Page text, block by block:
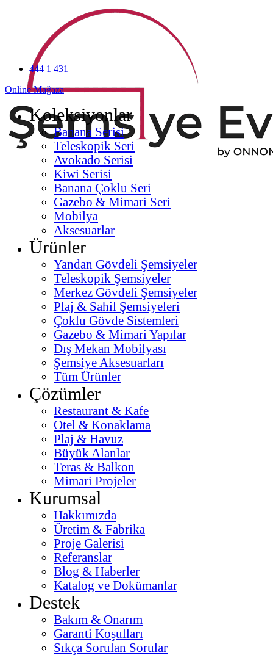
444 1 431
Online Mağaza
Koleksiyonlar
Banana Serisi
Teleskopik Seri
Avokado Serisi
Kiwi Serisi
Banana Çoklu Seri
Gazebo & Mimari Seri
Mobilya
Aksesuarlar
Ürünler
Yandan Gövdeli Şemsiyeler
Teleskopik Şemsiyeler
Merkez Gövdeli Şemsiyeler
Plaj & Sahil Şemsiyeleri
Çoklu Gövde Sistemleri
Gazebo & Mimari Yapılar
Dış Mekan Mobilyası
Şemsiye Aksesuarları
Tüm Ürünler
Çözümler
Restaurant & Kafe
Otel & Konaklama
Plaj & Havuz
Büyük Alanlar
Teras & Balkon
Mimari Projeler
Kurumsal
Hakkımızda
Üretim & Fabrika
Proje Galerisi
Referanslar
Blog & Haberler
Katalog ve Dokümanlar
Destek
Bakım & Onarım
Garanti Koşulları
Sıkça Sorulan Sorular